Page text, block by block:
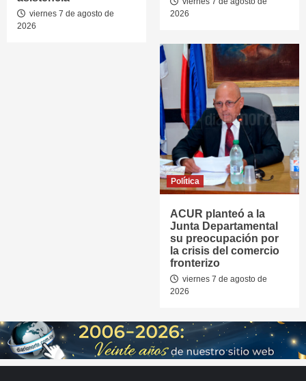
viernes 7 de agosto de
2026
2026
Política
ACUR planteó a la
Junta Departamental
su preocupación por
la crisis del comercio
fronterizo
viernes 7 de agosto de
2026